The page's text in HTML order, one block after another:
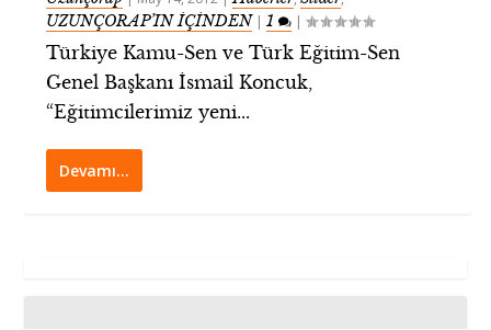
UZUNÇORAP’IN İÇİNDEN|1 |
Türkiye Kamu-Sen ve Türk Eğitim-Sen
Genel Başkanı İsmail Koncuk,
“Eğitimcilerimiz yeni...
Devamı…